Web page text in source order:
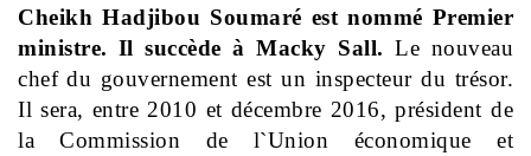
Cheikh Hadjibou Soumaré est nommé Premier
ministre. Il succède à Macky Sall. Le nouveau
chef du gouvernement est un inspecteur du trésor.
Il sera, entre 2010 et décembre 2016, président de
la Commission de l`Union économique et